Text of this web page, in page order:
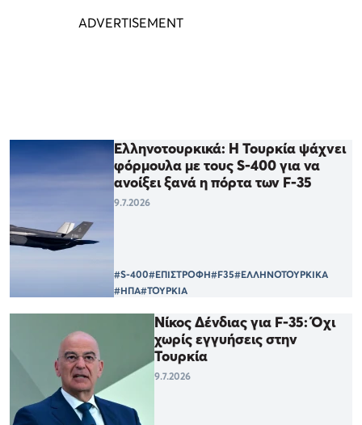
Ελληνοτουρκικά: Η Τουρκία ψάχνει
φόρμουλα με τους S-400 για να
ανοίξει ξανά η πόρτα των F-35
9.7.2026
#S-400#ΕΠΙΣΤΡΟΦΗ#F35#ΕΛΛΗΝΟΤΟΥΡΚΙΚΑ
#ΗΠΑ#ΤΟΥΡΚΙΑ
Νίκος Δένδιας για F-35: Όχι
χωρίς εγγυήσεις στην
Τουρκία
9.7.2026